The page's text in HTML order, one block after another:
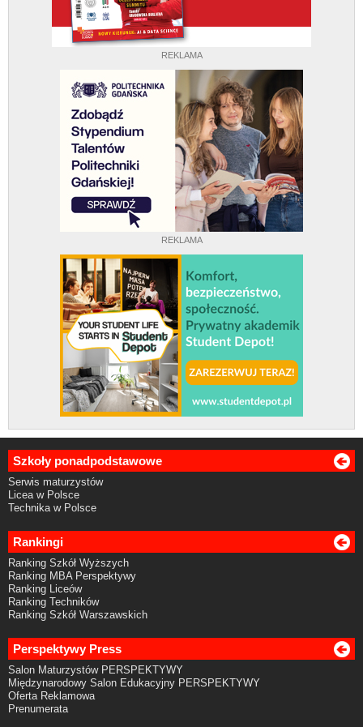
REKLAMA
REKLAMA
Szkoły ponadpodstawowe
Serwis maturzystów
Licea w Polsce
Technika w Polsce
Rankingi
Ranking Szkół Wyższych
Ranking MBA Perspektywy
Ranking Liceów
Ranking Techników
Ranking Szkół Warszawskich
Perspektywy Press
Salon Maturzystów PERSPEKTYWY
Międzynarodowy Salon Edukacyjny PERSPEKTYWY
Oferta Reklamowa
Prenumerata